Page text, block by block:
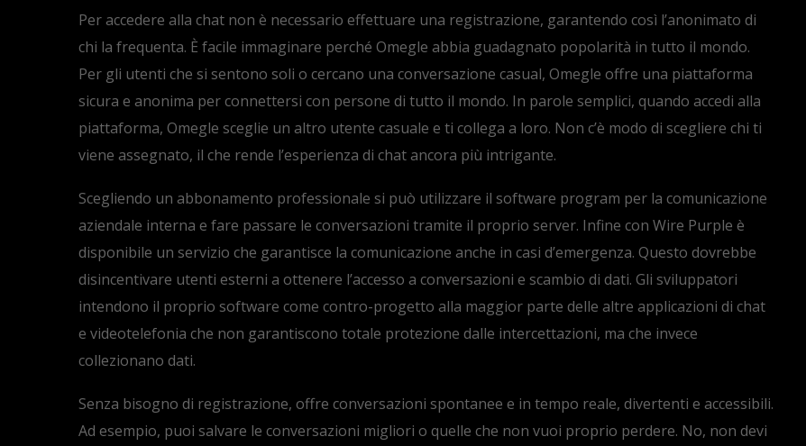
Per accedere alla chat non è necessario effettuare una registrazione, garantendo così l’anonimato di
chi la frequenta. È facile immaginare perché Omegle abbia guadagnato popolarità in tutto il mondo.
Per gli utenti che si sentono soli o cercano una conversazione casual, Omegle offre una piattaforma
sicura e anonima per connettersi con persone di tutto il mondo. In parole semplici, quando accedi alla
piattaforma, Omegle sceglie un altro utente casuale e ti collega a loro. Non c’è modo di scegliere chi ti
viene assegnato, il che rende l’esperienza di chat ancora più intrigante.
Scegliendo un abbonamento professionale si può utilizzare il software program per la comunicazione
aziendale interna e fare passare le conversazioni tramite il proprio server. Infine con Wire Purple è
disponibile un servizio che garantisce la comunicazione anche in casi d’emergenza. Questo dovrebbe
disincentivare utenti esterni a ottenere l’accesso a conversazioni e scambio di dati. Gli sviluppatori
intendono il proprio software come contro-progetto alla maggior parte delle altre applicazioni di chat
e videotelefonia che non garantiscono totale protezione dalle intercettazioni, ma che invece
collezionano dati.
Senza bisogno di registrazione, offre conversazioni spontanee e in tempo reale, divertenti e accessibili.
Ad esempio, puoi salvare le conversazioni migliori o quelle che non vuoi proprio perdere. No, non devi